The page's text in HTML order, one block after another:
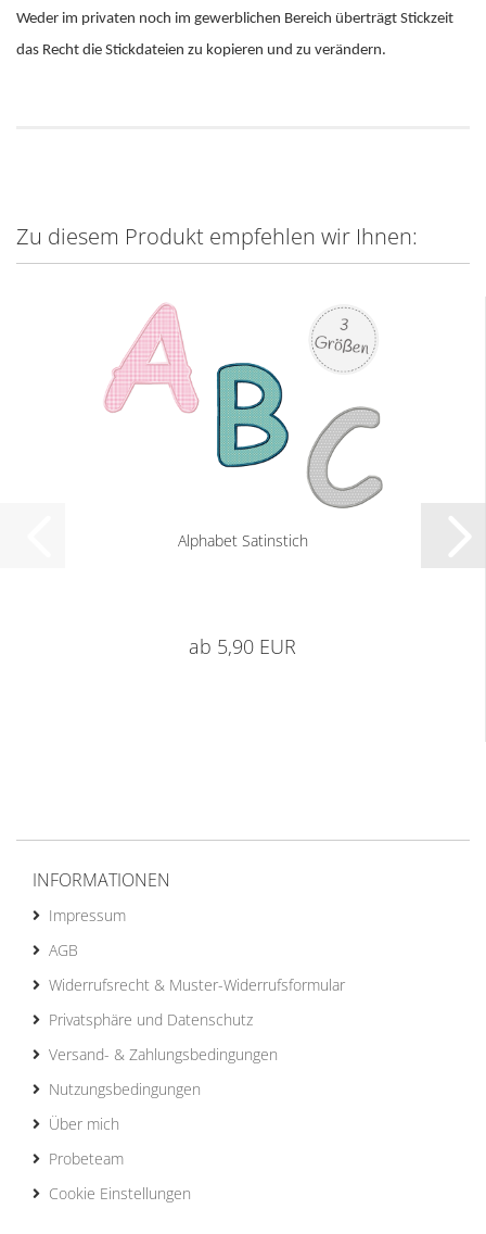
Weder im privaten noch im gewerblichen Bereich überträgt Stickzeit
das Recht die Stickdateien zu kopieren und zu verändern.
Zu diesem Produkt empfehlen wir Ihnen:
Alphabet Satinstich
ab 5,90 EUR
INFORMATIONEN
Impressum
AGB
Widerrufsrecht & Muster-Widerrufsformular
Privatsphäre und Datenschutz
Versand- & Zahlungsbedingungen
Nutzungsbedingungen
Über mich
Probeteam
Cookie Einstellungen